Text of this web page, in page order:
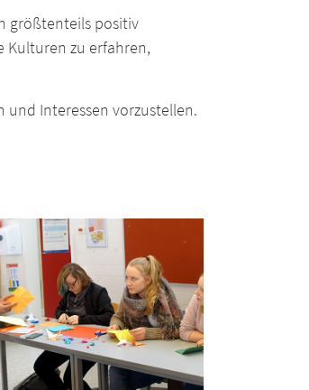
größtenteils positiv
Kulturen zu erfahren,
und Interessen vorzustellen.